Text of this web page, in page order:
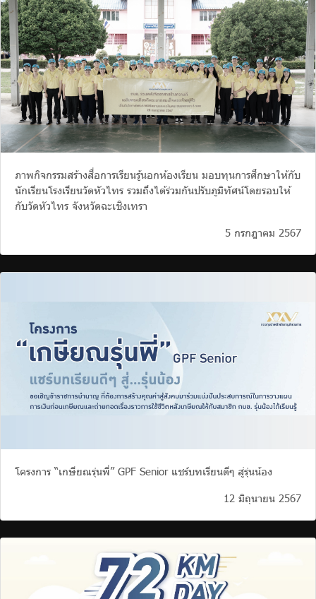
ภาพกิจกรรมสร้างสื่อการเรียนรู้นอกห้องเรียน มอบทุนการศึกษาให้กับ
นักเรียนโรงเรียนวัดหัวไทร รวมถึงได้ร่วมกันปรับภูมิทัศน์โดยรอบให้
กับวัดหัวไทร จังหวัดฉะเชิงเทรา
5 กรกฎาคม 2567
โครงการ “เกษียณรุ่นพี่” GPF Senior แชร์บทเรียนดีๆ สู่รุ่นน้อง
12 มิถุนายน 2567